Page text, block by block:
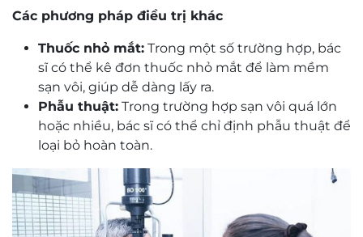
Các phương pháp điều trị khác
Thuốc nhỏ mắt: Trong một số trường hợp, bác
sĩ có thể kê đơn thuốc nhỏ mắt để làm mềm
sạn vôi, giúp dễ dàng lấy ra.
Phẫu thuật: Trong trường hợp sạn vôi quá lớn
hoặc nhiều, bác sĩ có thể chỉ định phẫu thuật để
loại bỏ hoàn toàn.